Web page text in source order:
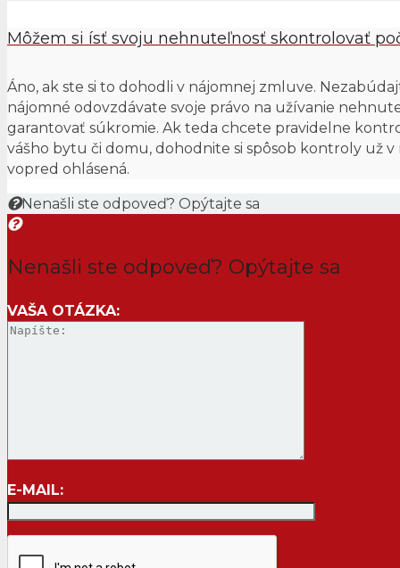
Môžem si ísť svoju nehnuteľnosť skontrolovať
Áno, ak ste si to dohodli v nájomnej zmluve.
nájomné odovzdávate svoje právo na užívanie
garantovať súkromie. Ak teda chcete pravidelne
vášho bytu či domu, dohodnite si spôsob kontroly už
vopred ohlásená.
Nenašli ste odpoveď? Opýtajte sa
Nenašli ste odpoveď? Opýtajte sa
VAŠA OTÁZKA:
E-MAIL: